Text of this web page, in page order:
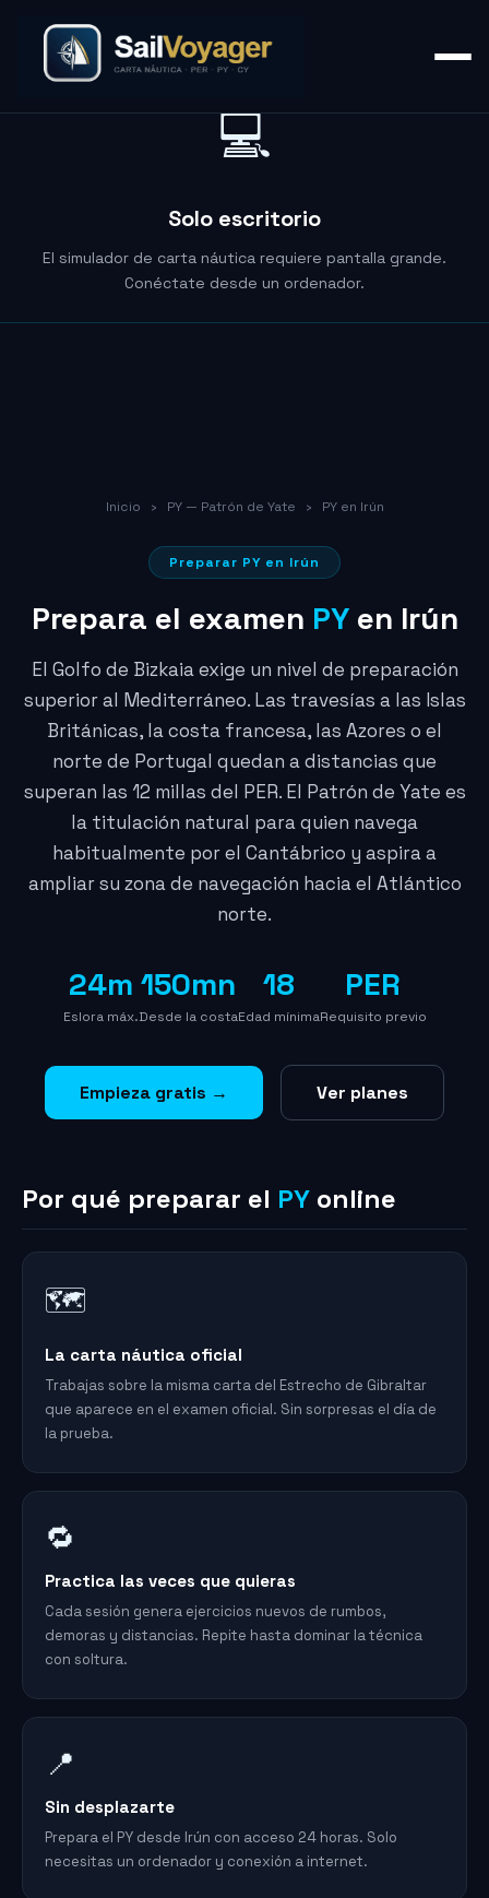
💻
Solo escritorio
El simulador de carta náutica requiere pantalla grande.
Conéctate desde un ordenador.
Inicio › PY — Patrón de Yate › PY en Irún
Preparar PY en Irún
Prepara el examen PYen Irún
El Golfo de Bizkaia exige un nivel de preparación
superior al Mediterráneo. Las travesías a las Islas
Británicas, la costa francesa, las Azores o el
norte de Portugal quedan a distancias que
superan las 12 millas del PER. El Patrón de Yate es
la titulación natural para quien navega
habitualmente por el Cantábrico y aspira a
ampliar su zona de navegación hacia el Atlántico
norte.
24m
Eslora máx.
150mn
Desde la costa
18
Edad mínima
PER
Requisito previo
Empieza gratis → Ver planes
Por qué preparar el PY online
🗺️
La carta náutica oficial
Trabajas sobre la misma carta del Estrecho de Gibraltar
que aparece en el examen oficial. Sin sorpresas el día de
la prueba.
🔁
Practica las veces que quieras
Cada sesión genera ejercicios nuevos de rumbos,
demoras y distancias. Repite hasta dominar la técnica
con soltura.
📍
Sin desplazarte
Prepara el PY desde Irún con acceso 24 horas. Solo
necesitas un ordenador y conexión a internet.